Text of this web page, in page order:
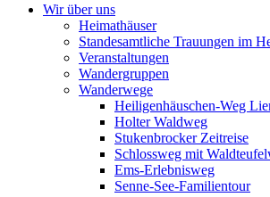
Wir über uns
Heimathäuser
Standesamtliche Trauungen im
Veranstaltungen
Wandergruppen
Wanderwege
Heiligenhäuschen-Weg
Holter Waldweg
Stukenbrocker Zeitreise
Schlossweg mit
Ems-Erlebnisweg
Senne-See-Familientour